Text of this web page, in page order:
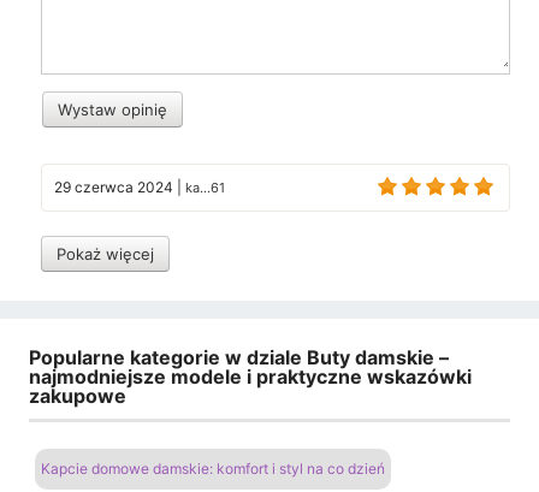
Wystaw opinię
29 czerwca 2024 ka...61
Pokaż więcej
Popularne kategorie w dziale Buty damskie –
najmodniejsze modele i praktyczne wskazówki
zakupowe
Kapcie domowe damskie: komfort i styl na co dzień